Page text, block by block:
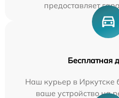
предоставляет
Бесплатная
Наш курьер в Иркутске
ваше устройство на